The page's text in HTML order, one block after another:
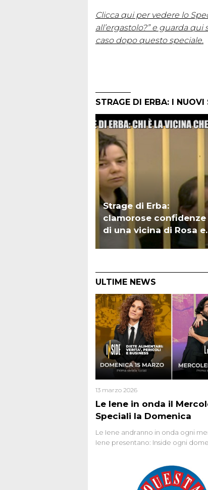
Clicca qui per vedere lo
all’ergastolo?” e guarda
caso dopo questo speciale.
STRAGE DI ERBA: I NUOVI
Strage di Erba:
clamorose confidenze
di una vicina di Rosa e
Olindo? | VIDEO
ULTIME NEWS
Le Iene in onda il
Speciali la Domenica
13 marzo 2026
Le Iene andranno in onda ogni
Iene presentano: Inside ogni